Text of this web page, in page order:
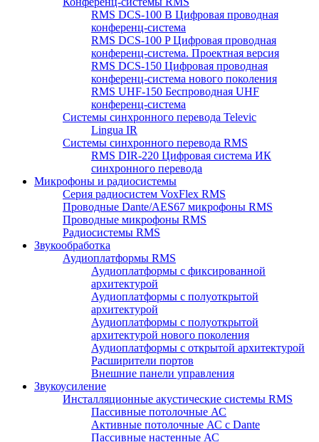
RMS DCS-100 B Цифровая проводная
конференц-система
RMS DCS-100 P Цифровая проводная
конференц-система. Проектная версия
RMS DCS-150 Цифровая проводная
конференц-система нового поколения
RMS UHF-150 Беспроводная UHF
конференц-система
Системы синхронного перевода Televic
Lingua IR
Системы синхронного перевода RMS
RMS DIR-220 Цифровая система ИК
синхронного перевода
Микрофоны и радиосистемы
Серия радиосистем VoxFlex RMS
Проводные Dante/AES67 микрофоны RMS
Проводные микрофоны RMS
Радиосистемы RMS
Звукообработка
Аудиоплатформы RMS
Аудиоплатформы с фиксированной
архитектурой
Аудиоплатформы с полуоткрытой
архитектурой
Аудиоплатформы с полуоткрытой
архитектурой нового поколения
Аудиоплатформы с открытой архитектурой
Расширители портов
Внешние панели управления
Звукоусиление
Инсталляционные акустические системы RMS
Пассивные потолочные АС
Активные потолочные АС с Dante
Пассивные настенные АС